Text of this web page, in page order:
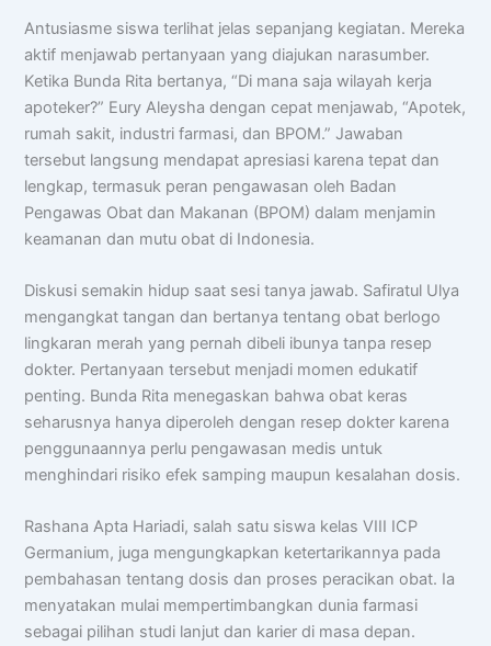
📍 Lokasi & Kontak
Antusiasme siswa terlihat jelas sepanjang kegiatan. Mereka
aktif menjawab pertanyaan yang diajukan narasumber.
Ketika Bunda Rita bertanya, “Di mana saja wilayah kerja
apoteker?” Eury Aleysha dengan cepat menjawab, “Apotek,
rumah sakit, industri farmasi, dan BPOM.” Jawaban
tersebut langsung mendapat apresiasi karena tepat dan
lengkap, termasuk peran pengawasan oleh Badan
Pengawas Obat dan Makanan (BPOM) dalam menjamin
keamanan dan mutu obat di Indonesia.
Diskusi semakin hidup saat sesi tanya jawab. Safiratul Ulya
mengangkat tangan dan bertanya tentang obat berlogo
lingkaran merah yang pernah dibeli ibunya tanpa resep
dokter. Pertanyaan tersebut menjadi momen edukatif
penting. Bunda Rita menegaskan bahwa obat keras
seharusnya hanya diperoleh dengan resep dokter karena
penggunaannya perlu pengawasan medis untuk
menghindari risiko efek samping maupun kesalahan dosis.
Rashana Apta Hariadi, salah satu siswa kelas VIII ICP
Germanium, juga mengungkapkan ketertarikannya pada
pembahasan tentang dosis dan proses peracikan obat. Ia
menyatakan mulai mempertimbangkan dunia farmasi
sebagai pilihan studi lanjut dan karier di masa depan.